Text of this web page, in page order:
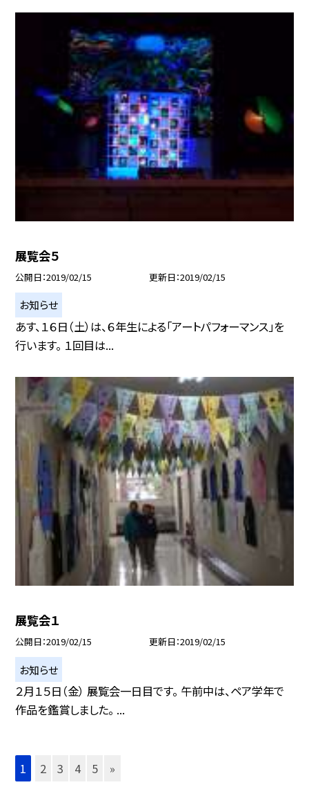
展覧会５
公開日 2019/02/15 更新日 2019/02/15
お知らせ
あす、１６日（土）は、６年生による「アートパフォーマンス」を
行います。 １回目は...
展覧会１
公開日 2019/02/15 更新日 2019/02/15
お知らせ
２月１５日（金） 展覧会一日目です。 午前中は、ペア学年で
作品を鑑賞しました。 ...
1 2 3 4 5 »